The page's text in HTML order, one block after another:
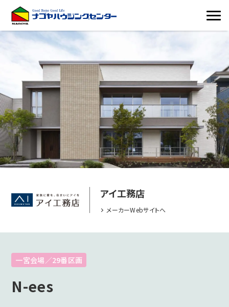
アイ工務店
メーカーWebサイトへ
一宮会場／29番区画
N-ees